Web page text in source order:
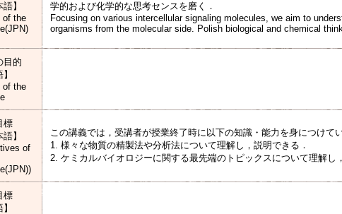
語】
of the
学的および化学的な思考センスを磨く．
Focusing on various intercellular signaling molecules, we aim to
organisms from the molecular side. Polish biological and chemical
目的
of the
標
語】
of
この講義では，受講者が授業終了時に以下の知識・能力を身につけて
1. 様々な物質の精製法や分析法について理解し，説明できる．
2. ケミカルバイオロジーに関する最先端のトピックスについて理解し
標